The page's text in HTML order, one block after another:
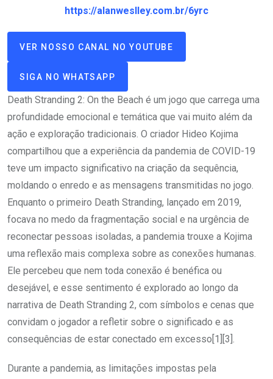
https://alanweslley.com.br/6yrc
VER NOSSO CANAL NO YOUTUBE
SIGA NO WHATSAPP
Death Stranding 2: On the Beach é um jogo que carrega uma
profundidade emocional e temática que vai muito além da
ação e exploração tradicionais. O criador Hideo Kojima
compartilhou que a experiência da pandemia de COVID-19
teve um impacto significativo na criação da sequência,
moldando o enredo e as mensagens transmitidas no jogo.
Enquanto o primeiro Death Stranding, lançado em 2019,
focava no medo da fragmentação social e na urgência de
reconectar pessoas isoladas, a pandemia trouxe a Kojima
uma reflexão mais complexa sobre as conexões humanas.
Ele percebeu que nem toda conexão é benéfica ou
desejável, e esse sentimento é explorado ao longo da
narrativa de Death Stranding 2, com símbolos e cenas que
convidam o jogador a refletir sobre o significado e as
consequências de estar conectado em excesso[1][3].
Durante a pandemia, as limitações impostas pela